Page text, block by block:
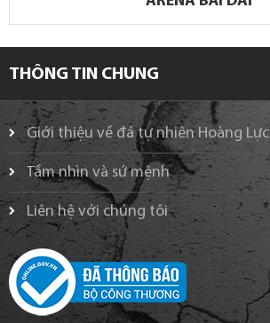
THÔNG TIN CHUNG
Giới thiệu về đá tự nhiên Hoàng Lực
Tầm nhìn và sứ mệnh
Liên hệ với chúng tôi